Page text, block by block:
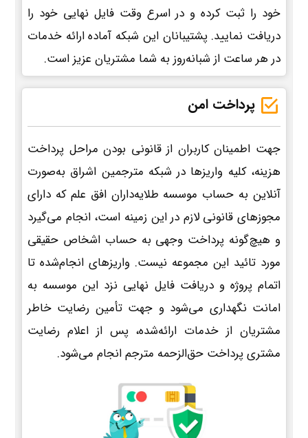
خود را ثبت کرده و در اسرع وقت فایل نهایی خود را
دریافت نمایید. پشتیبانان این شبکه آماده ارائه خدمات
در هر ساعت از شبانه‌روز به شما مشتریان عزیز است.
پرداخت امن
جهت اطمینان کاربران از قانونی بودن مراحل پرداخت
هزینه، کلیه واریزها در شبکه مترجمین اشراق به‌صورت
آنلاین به حساب موسسه طلایه‌داران افق علم که دارای
مجوزهای قانونی لازم در این زمینه است، انجام می‌گیرد
و هیچ‌گونه پرداخت وجهی به حساب اشخاص حقیقی
مورد تائید این مجموعه نیست. واریزهای انجام‌شده تا
اتمام پروژه و دریافت فایل نهایی نزد این موسسه به
امانت نگهداری می‌شود و جهت تأمین رضایت خاطر
مشتریان از خدمات ارائه‌شده، پس از اعلام رضایت
مشتری پرداخت حق‌الزحمه مترجم انجام می‌شود.